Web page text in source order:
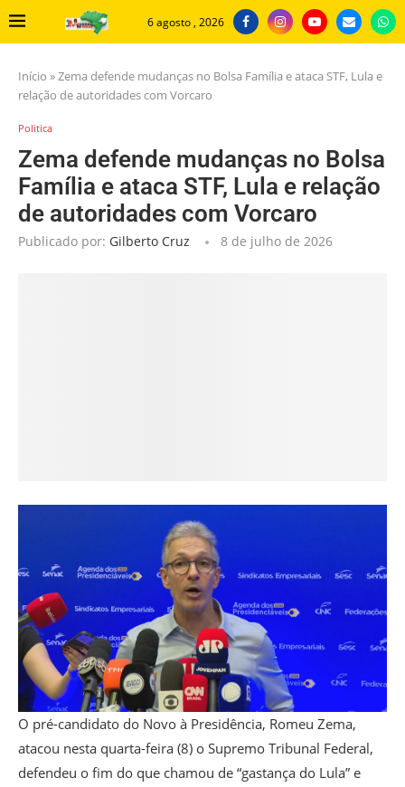
6 agosto , 2026
Início »Zema defende mudanças no Bolsa Família e ataca STF, Lula e
relação de autoridades com Vorcaro
Politica
Zema defende mudanças no Bolsa
Família e ataca STF, Lula e relação
de autoridades com Vorcaro
Publicado por: Gilberto Cruz 8 de julho de 2026
O pré-candidato do Novo à Presidência, Romeu Zema,
atacou nesta quarta-feira (8) o Supremo Tribunal Federal,
defendeu o fim do que chamou de “gastança do Lula” e